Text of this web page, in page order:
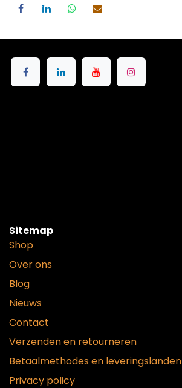
Sitemap
Shop
Over ons
Blog
Nieuws
Contact
Verzenden en retourneren
Betaalmethodes en leveringslanden
Privacy policy